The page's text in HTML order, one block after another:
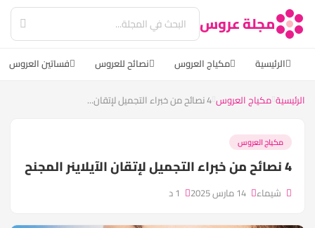
مجلة عروس
الرئيسية مكياج العروس نصائح للعروس فساتين العروس
الرئيسية مكياج العروس 4 نصائح من خبراء التجميل لإتقان...
مكياج العروس
4 نصائح من خبراء التجميل لإتقان الآيلاينر المجنح
شيماء